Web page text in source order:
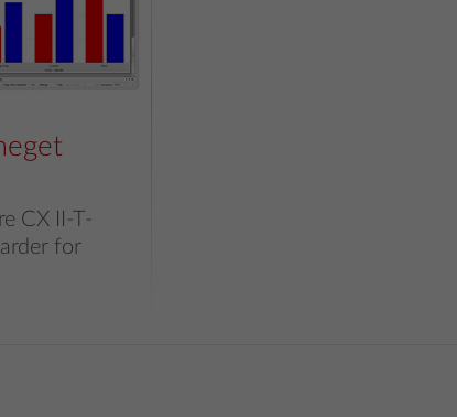
CX II-T-
for